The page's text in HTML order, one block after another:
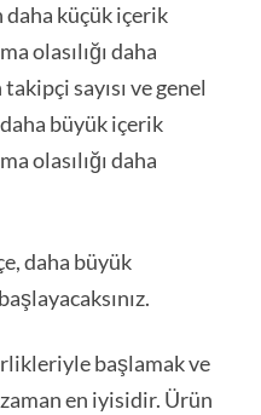
daha küçük içerik
olasılığı daha
sayısı ve genel
büyük içerik
olasılığı daha
daha büyük
başlamak ve
en iyisidir. Ürün